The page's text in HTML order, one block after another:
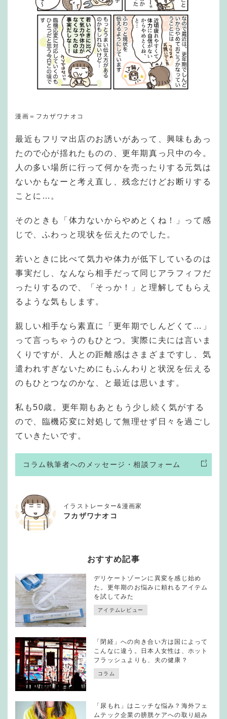
漫画＝フカザワナオコ
最近もフリマ出店のお誘いがあって、興味もあっ
たので心が揺れたものの、更年期真っ只中の今。
人の多い場所に行って何かを売ったりする元気は
ないかもなーと考え直し、残念だけどお断りする
ことに…。
そのときも「体力ないからやめとくね！」って感
じで、ふわっと現状を伝えたのでした。
若いときに比べて気力や体力が低下しているのは
事実だし、なんなら相手だって同じアラフィフだ
ったりするので、「そっか！」と理解してもらえ
るような気もします。
親しい相手なら素直に「更年期でしんどくて…」
って言っちゃうのもひとつ。実際に夫には言いま
くりですが、人との距離感はさまざまですし、気
遣われすぎないためにもふんわりと状況を伝える
のもひとつなのかな、と最近は思います。
私も50歳。更年期もあともう少し続く気がする
ので、臨機応変に対処して無理せず日々を過ごし
ていきたいです。
コラム執筆者へのメッセージ・相談フォーム
イラストレーター&漫画家
フカザワナオコ
おすすめ記事
デリケートゾーンに異変を感じ始め
た。更年期のお悩みに頼れるアイテム
を試してみた
アイテムレビュー
「閉経」への向き合い方は国によって
こんなに違う。日本人女性は、ホット
フラッシュよりも、夫の健康？
コラム
「尿もれ」はニッチな悩み？海外フェ
ムテック企業の膀胱ケアへの取り組み